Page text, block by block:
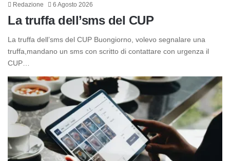
Redazione 6 Agosto 2026
La truffa dell’sms del CUP
La truffa dell’sms del CUP Buongiorno, volevo segnalare una
truffa,mandano un sms con scritto di contattare con urgenza il
CUP…